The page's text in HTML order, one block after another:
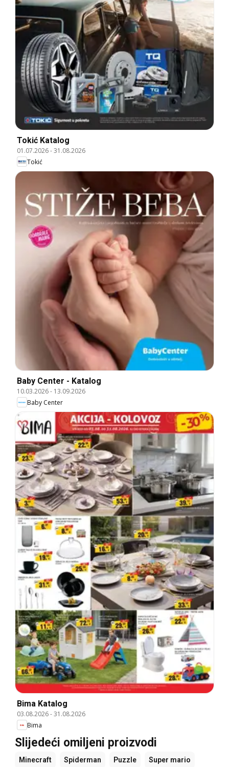
Tokić Katalog
01.07.2026-31.08.2026
Tokić
Baby Center - Katalog
10.03.2026- 13.09.2026
Baby Center
Bima Katalog
03.08.2026-31.08.2026
Bima
Slijedeći omiljeni proizvodi
Minecraft Spiderman Puzzle Super mario